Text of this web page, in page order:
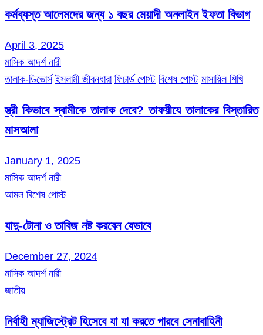
কর্মব্যস্ত আলেমদের জন্য ১ বছর মেয়াদী অনলাইন ইফতা বিভাগ
April 3, 2025
মাসিক আদর্শ নারী
তালাক-ডিভোর্স ইসলামী জীবনধারা ফিচার্ড পোস্ট বিশেষ পোস্ট মাসায়িল শিখি
স্ত্রী কিভাবে স্বামীকে তালাক দেবে? তাফয়ীযে তালাকের বিস্তারিত
মাসআলা
January 1, 2025
মাসিক আদর্শ নারী
আমল বিশেষ পোস্ট
যাদু-টোনা ও তাবিজ নষ্ট করবেন যেভাবে
December 27, 2024
মাসিক আদর্শ নারী
জাতীয়
নির্বাহী ম্যাজিস্ট্রেট হিসেবে যা যা করতে পারবে সেনাবাহিনী